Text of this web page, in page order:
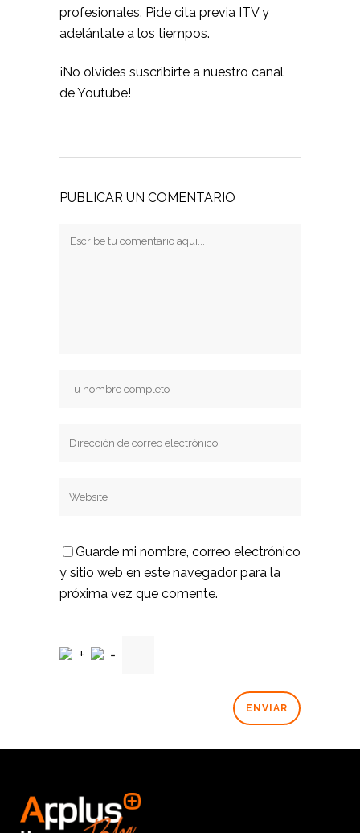
profesionales. Pide cita previa ITVy
adelántate a los tiempos.
¡No olvides suscribirte a nuestro canal
de Youtube!
PUBLICAR UN COMENTARIO
Guarde mi nombre, correo electrónico
y sitio web en este navegador para la
próxima vez que comente.
+ =